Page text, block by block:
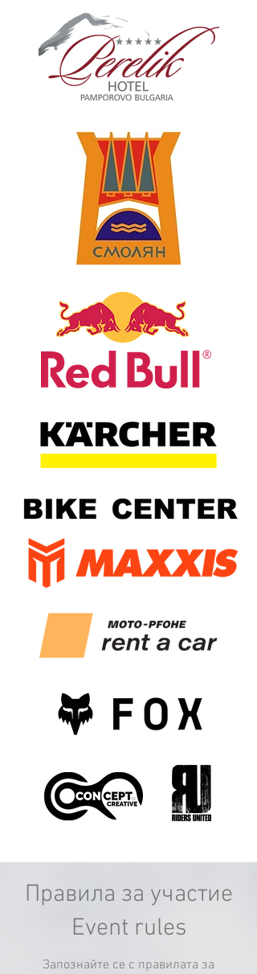
Правила за участие
Event rules
Запознайте се с правилата за